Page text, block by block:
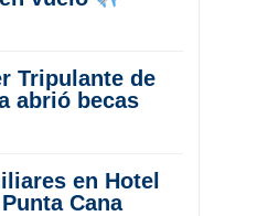
Tripulante de
abrió becas
en Hotel
Cana